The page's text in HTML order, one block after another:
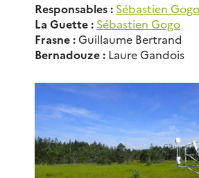
Responsables : Sébastien Gogo
La Guette : Sébastien Gogo
Frasne :Guillaume Bertrand
Bernadouze : Laure Gandois